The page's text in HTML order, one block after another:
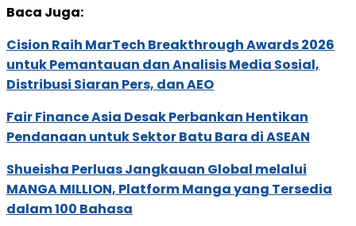
Baca Juga:
Cision Raih MarTech Breakthrough Awards 2026
untuk Pemantauan dan Analisis Media Sosial,
Distribusi Siaran Pers, dan AEO
Fair Finance Asia Desak Perbankan Hentikan
Pendanaan untuk Sektor Batu Bara di ASEAN
Shueisha Perluas Jangkauan Global melalui
MANGA MILLION, Platform Manga yang Tersedia
dalam 100 Bahasa